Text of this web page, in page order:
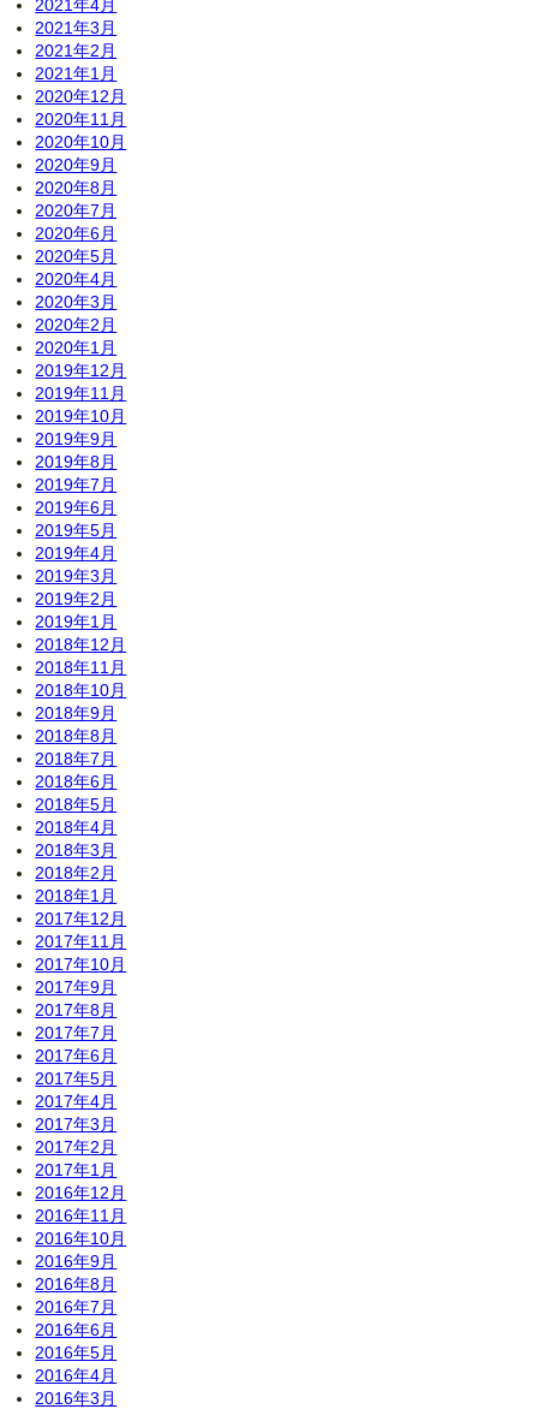
2021年4月
2021年3月
2021年2月
2021年1月
2020年12月
2020年11月
2020年10月
2020年9月
2020年8月
2020年7月
2020年6月
2020年5月
2020年4月
2020年3月
2020年2月
2020年1月
2019年12月
2019年11月
2019年10月
2019年9月
2019年8月
2019年7月
2019年6月
2019年5月
2019年4月
2019年3月
2019年2月
2019年1月
2018年12月
2018年11月
2018年10月
2018年9月
2018年8月
2018年7月
2018年6月
2018年5月
2018年4月
2018年3月
2018年2月
2018年1月
2017年12月
2017年11月
2017年10月
2017年9月
2017年8月
2017年7月
2017年6月
2017年5月
2017年4月
2017年3月
2017年2月
2017年1月
2016年12月
2016年11月
2016年10月
2016年9月
2016年8月
2016年7月
2016年6月
2016年5月
2016年4月
2016年3月